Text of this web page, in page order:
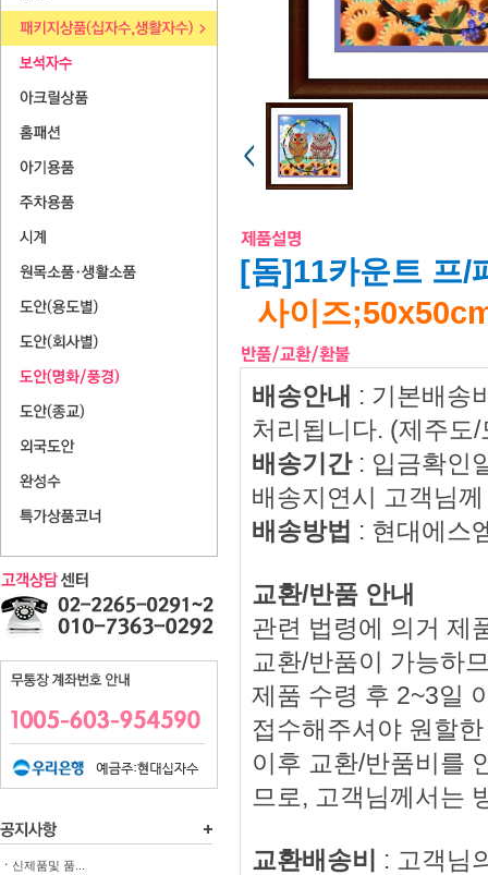
ㆍ 신제품및 품...
[돔]11카운트 프/
사이즈
배송안내 : 기본배송
처리됩니다. (제주도
배송기간: 입금확인
배송지연시 고객님
배송방법 : 현대에스
교환/반품 안내
관련 법령에 의거 제
교환/반품이 가능하
제품 수령 후 2~3일
접수해주셔야 원할
이후 교환/반품비를
므로, 고객님께서는
교환배송비
: 고객님